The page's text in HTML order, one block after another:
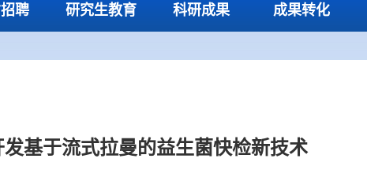
聘 研究生教育 科研成果 成果转化
基于流式拉曼的益生菌快检新技术